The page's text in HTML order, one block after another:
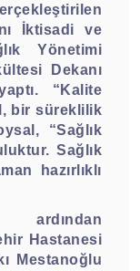
İktisadi ve
Yönetimi
Dekanı
“Kalite
bir süreklilik
“Sağlık
Sağlık
hazırlıklı
ardından
Hastanesi
Mestanoğlu